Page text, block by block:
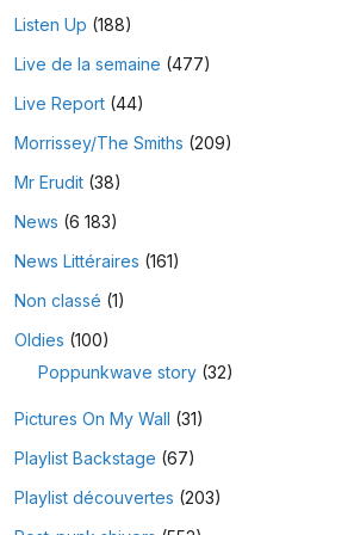
Listen Up (188)
Live de la semaine (477)
Live Report(44)
Morrissey/The Smiths (209)
Mr Erudit(38)
News (6 183)
News Littéraires (161)
Non classé (1)
Oldies (100)
Poppunkwave story(32)
Pictures On My Wall (31)
Playlist Backstage (67)
Playlist découvertes (203)